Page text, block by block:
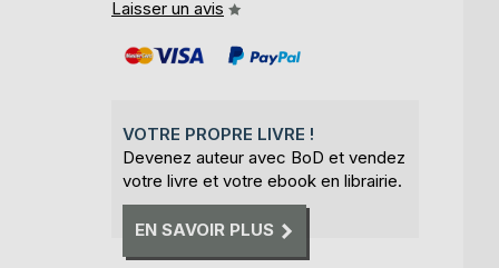
Laisser un avis
VOTRE PROPRE LIVRE !
Devenez auteur avec BoD et vendez
votre livre et votre ebook en librairie.
EN SAVOIR PLUS